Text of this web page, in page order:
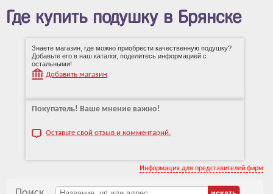
Где купить подушку в Брянске
Знаете магазин, где можно приобрести качественную подушку?
Добавьте его в наш каталог, поделитесь информацией с
остальными!
Добавить магазин
Покупатель! Ваше мнение важно!
Оставьте свой отзыв и комментарий.
Информация для представителей фирм